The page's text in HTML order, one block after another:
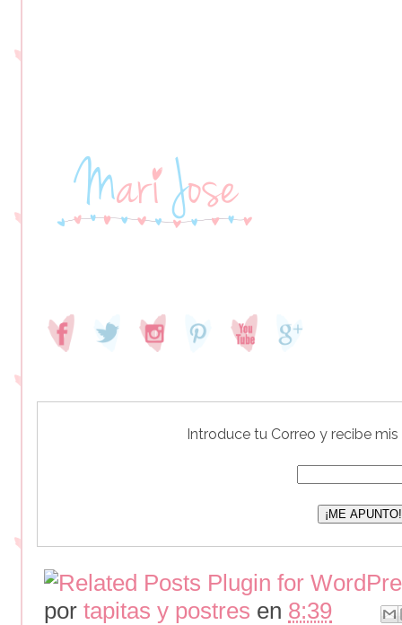
Introduce tu Correo y recibe
por tapitas y postres en 8:39